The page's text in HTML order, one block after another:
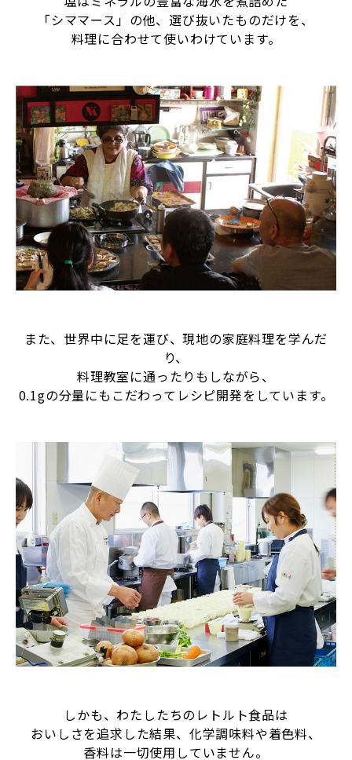
「シママース」の他、選び抜いたものだけを、
料理に合わせて使いわけています。
また、世界中に足を運び、現地の家庭料理を学んだ
り、
料理教室に通ったりもしながら、
0.1gの分量にもこだわってレシピ開発をしています。
しかも、わたしたちのレトルト食品は
おいしさを追求した結果、化学調味料や着色料、
香料は一切使用していません。